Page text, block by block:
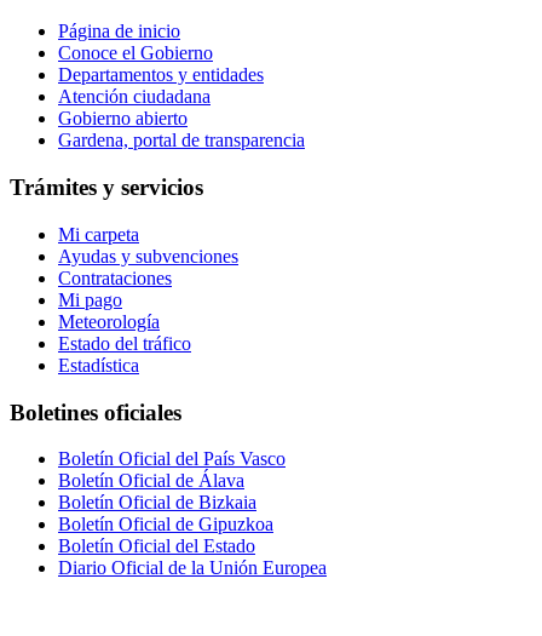
Página de inicio
Conoce el Gobierno
Departamentos y entidades
Atención ciudadana
Gobierno abierto
Gardena, portal de transparencia
Trámites y servicios
Mi carpeta
Ayudas y subvenciones
Contrataciones
Mi pago
Meteorología
Estado del tráfico
Estadística
Boletines oficiales
Boletín Oficial del País Vasco
Boletín Oficial de Álava
Boletín Oficial de Bizkaia
Boletín Oficial de Gipuzkoa
Boletín Oficial del Estado
Diario Oficial de la Unión Europea